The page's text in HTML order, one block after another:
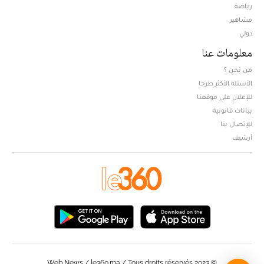
رياضة
مشاهير
دولي
معلومات عنا
من نحن ؟
الأسئلة الأكثر طرحا
للإعلان على موقعنا
بيانات قانونية
للإتصال بنا
أرشيف